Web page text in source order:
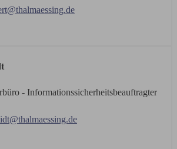
- Informationssicherheitsbeauftragter